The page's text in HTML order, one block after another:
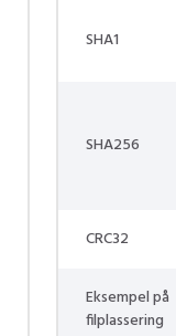
SHA1
SHA256
CRC32
Eksempel på
filplassering